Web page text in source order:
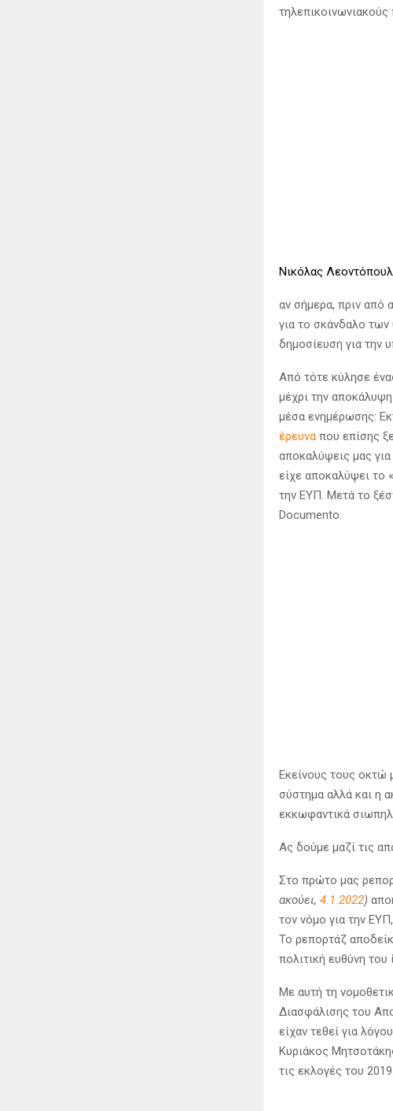
Νικόλας
αν σήμερα, πριν από
για το σκάνδαλο
δημοσίευση για την
Από τότε κύλησε
μέχρι την
μέσα ενημέρωσης:
έρευνα που επίσης
αποκαλύψεις μας
είχε αποκαλύψει το «
την ΕΥΠ. Μετά το
Documento.
Εκείνους τους οκτώ
σύστημα αλλά και η
εκκωφαντικά
Ας δούμε μαζί τις
Στο πρώτο μας
ακούει, 4.1.2022)
τον νόμο για την
Το ρεπορτάζ
πολιτική ευθύνη
Με αυτή τη
Διασφάλισης του
είχαν τεθεί για
Κυριάκος
τις εκλογές του 2019.